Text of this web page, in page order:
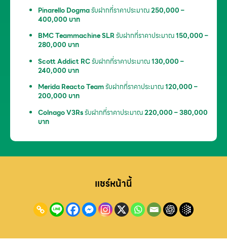
Pinarello Dogmaรับฝากที่ราคาประมาณ250,000 –
400,000 บาท
BMC Teammachine SLRรับฝากที่ราคาประมาณ150,000 –
280,000 บาท
Scott Addict RCรับฝากที่ราคาประมาณ130,000 –
240,000 บาท
Merida Reacto Teamรับฝากที่ราคาประมาณ120,000 –
200,000 บาท
Colnago V3Rsรับฝากที่ราคาประมาณ220,000 – 380,000
บาท
แชร์หน้านี้